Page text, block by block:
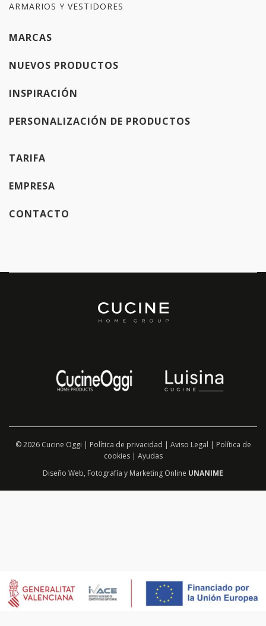
ARMARIOS Y VESTIDORES
MARCAS
NUEVOS PRODUCTOS
INSPIRACIÓN
PERSONALIZACIÓN DE PRODUCTOS
TARIFA
EMPRESA
CONTACTO
© 2026 Cucine Oggi | Política de privacidad | Aviso Legal | Política de
cookies| Ayudas
Diseño Web, Fotografía y Marketing Online UNANIME